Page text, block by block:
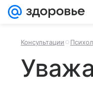
Консультации